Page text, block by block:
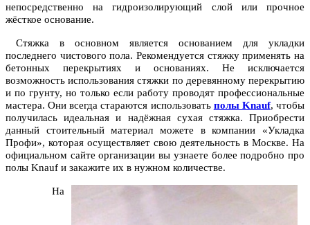
непосредственно на гидроизолирующий слой или прочное
жёсткое основание.
Стяжка в основном является основанием для укладки
последнего чистового пола. Рекомендуется стяжку применять на
бетонных перекрытиях и основаниях. Не исключается
возможность использования стяжки по деревянному перекрытию
и по грунту, но только если работу проводят профессиональные
мастера. Они всегда стараются использовать полы Knauf, чтобы
получилась идеальная и надёжная сухая стяжка. Приобрести
данный стоительный материал можете в компании «Укладка
Профи», которая осуществляет свою деятельность в Москве. На
официальном сайте организации вы узнаете более подробно про
полы Knauf и закажите их в нужном количестве.
На